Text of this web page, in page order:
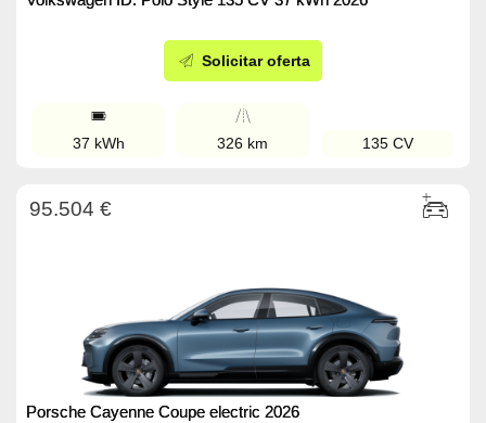
Solicitar oferta
37 kWh 326 km 135 CV
95.504 €
Porsche Cayenne Coupe electric 2026